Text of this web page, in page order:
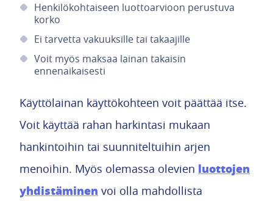
Henkilökohtaiseen luottoarvioon perustuva
korko
Ei tarvetta vakuuksille tai takaajille
Voit myös maksaa lainan takaisin
ennenaikaisesti
Käyttölainan käyttökohteen voit päättää itse.
Voit käyttää rahan harkintasi mukaan
hankintoihin tai suunniteltuihin arjen
menoihin. Myös olemassa olevien luottojen
yhdistäminen voi olla mahdollista